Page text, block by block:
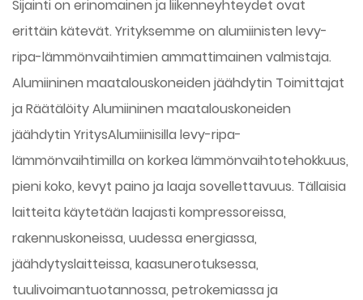
Sijainti on erinomainen ja liikenneyhteydet ovat
erittäin kätevät. Yrityksemme on alumiinisten levy-
ripa-lämmönvaihtimien ammattimainen valmistaja.
Alumiininen maatalouskoneiden jäähdytin Toimittajat
ja Räätälöity Alumiininen maatalouskoneiden
jäähdytin YritysAlumiinisilla levy-ripa-
lämmönvaihtimilla on korkea lämmönvaihtotehokkuus,
pieni koko, kevyt paino ja laaja sovellettavuus. Tällaisia
laitteita käytetään laajasti kompressoreissa,
rakennuskoneissa, uudessa energiassa,
jäähdytyslaitteissa, kaasunerotuksessa,
tuulivoimantuotannossa, petrokemiassa ja